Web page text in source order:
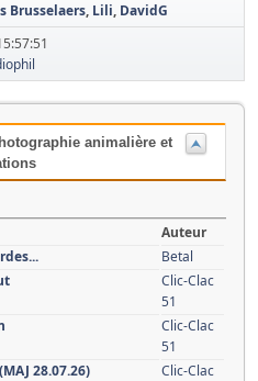
Brusselaers, Lili, DavidG
animalière et
Auteur
Betal
Clic-Clac
51
Clic-Clac
51
28.07.26)
Clic-Clac